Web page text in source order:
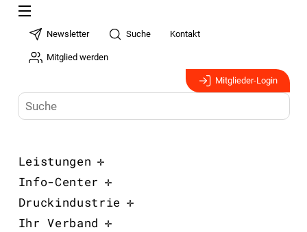
Newsletter Suche Kontakt
Mitglied werden
Mitglieder-Login
Leistungen
Info-Center
Druckindustrie
Ihr Verband